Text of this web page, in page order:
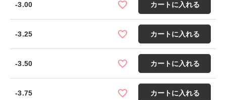
-3.00 カートに入れる
-3.25 カートに入れる
-3.50 カートに入れる
-3.75 カートに入れる